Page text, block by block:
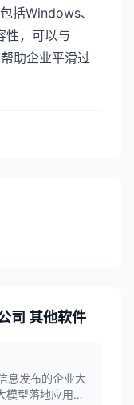
括Windows、
性，可以与
助企业平滑过
司 其他软件
息发布的企业大
模型落地应用提